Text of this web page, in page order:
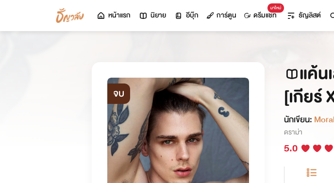
หน้าแรก นิยาย อีบุ๊ก การ์ตูน
มาใหม่
ดรีมแชท ธัญลิสต์
จบ
แค้น
[เกียร์
นักเขียน:
ดราม่า
5.0